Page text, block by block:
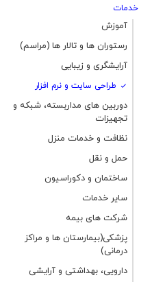
خدمات
آموزش
رستوران ها و تالار ها (مراسم)
آرایشگری و زیبایی
طراحی سایت و نرم افزار
دوربین های مداربسته، شبکه و
تجهیزات
نظافت و خدمات منزل
حمل و نقل
ساختمان و دکوراسیون
سایر خدمات
شرکت های بیمه
پزشکی(بیمارستان ها و مراکز
درمانی)
دارویی، بهداشتی و آرایشی